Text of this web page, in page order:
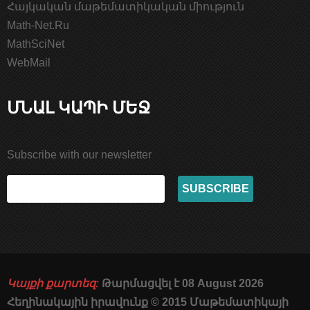
Հայկական մաթեմատիկական միություն
Math-Net.Ru
MathSciNet
WebMail
ՄՆԱԼ ԿԱՊԻ ՄԵՋ
Subscribe with our newsletter
Կայքի քարտեզ: Թարմացվել է 08 August 2026
Հեղինակային իրավունք © 2015 Մաթեմատիկայի